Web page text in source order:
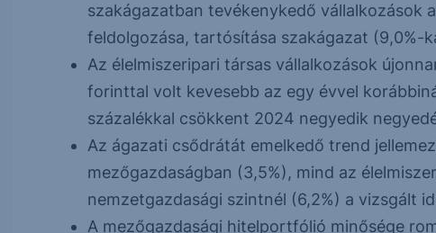
szakágazatban tevékenykedő vállalkozások
feldolgozása, tartósítása szakágazat (9,0%-
Az élelmiszeripari társas vállalkozások
forinttal volt kevesebb az egy évvel
százalékkal csökkent 2024 negyedik
Az ágazati csődrátát emelkedő trend
mezőgazdaságban (3,5%), mind az
nemzetgazdasági szintnél (6,2%) a vizsgált
A mezőgazdasági hitelportfólió minősége